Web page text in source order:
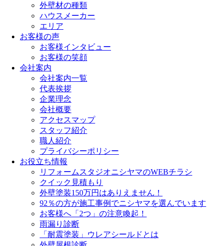
外壁材の種類
ハウスメーカー
エリア
お客様の声
お客様インタビュー
お客様の笑顔
会社案内
会社案内一覧
代表挨拶
企業理念
会社概要
アクセスマップ
スタッフ紹介
職人紹介
プライバシーポリシー
お役立ち情報
リフォームスタジオニシヤマのWEBチラシ
クイック見積もり
外壁塗装150万円はありえません！
92％の方が施工事例でニシヤマを選んでいます
お客様へ「2つ」の注意喚起！
雨漏り診断
「耐震塗装」ウレアシールドとは